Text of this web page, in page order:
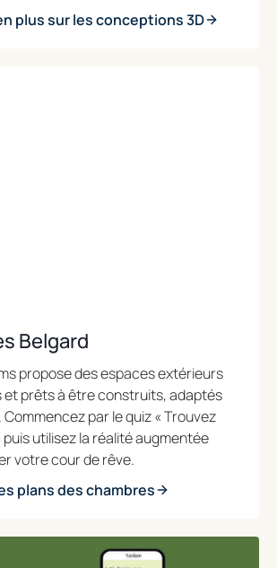
plus sur les conceptions 3D
Belgard
propose des espaces extérieurs
et prêts à être construits, adaptés
par le quiz « Trouvez
utilisez la réalité augmentée
votre cour de rêve.
plans des chambres